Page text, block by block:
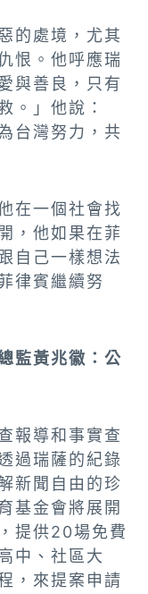
的處境，尤其
恨。他呼應瑞
與善良，只有
。」他說：
台灣努力，共
在一個社會找
，他如果在菲
自己一樣想法
律賓繼續努
監黃兆徽：公
報導和事實查
過瑞薩的紀錄
新聞自由的珍
基金會將展開
，提供20場免費
中、社區大
，來提案申請